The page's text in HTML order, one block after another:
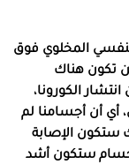
المخلوي فوق
تكون هناك
مرور 3 سنوات من انتشار الكورونا،
أي أن أجسامنا لم
ستكون الإصابة
ستكون أشد